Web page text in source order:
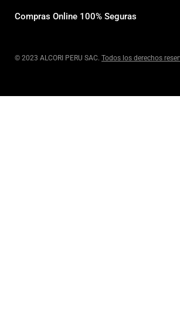
Compras Online 100% Seguras
© 2023 ALCORI PERU SAC. Todos los derechos